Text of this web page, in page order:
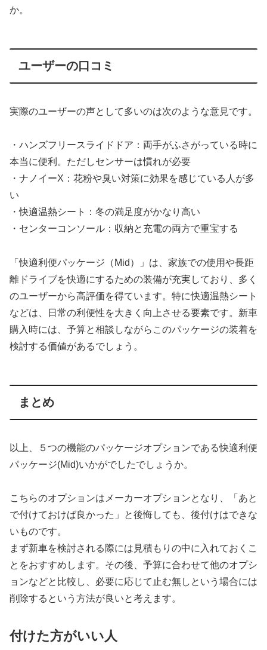
か。
ユーザーの口コミ
実際のユーザーの声として多いのは次のような意見です。
・ハンズフリースライドドア：両手がふさがっている時に
本当に便利。ただしセンサーは慣れが必要
・ナノイーX：花粉や臭い対策に効果を感じている人が多
い
・快適温熱シート：冬の満足度がかなり高い
・センターコンソール：収納と充電の両方で重宝する
「快適利便パッケージ（Mid）」は、家族での使用や長距
離ドライブを快適にするための装備が充実しており、多く
のユーザーから高評価を得ています。​特に快適温熱シート
などは、日常の利便性を大きく向上させる要素です。​新車
購入時には、予算と相談しながらこのパッケージの装着を
検討する価値があるでしょう。​
まとめ
以上、５つの機能のパッケージオプションである快適利便
パッケージ(Mid)いかがでしたでしょうか。
こちらのオプションはメーカーオプションとなり、「あと
で付けておけば良かった」と後悔しても、後付けはできな
いものです。
まず新車を検討される際には見積もりの中に入れておくこ
とをおすすめします。その後、予算に合わせて他のオプシ
ョンなどと比較し、必要に応じて止む無しという場合には
削除するという方法が良いと考えます。
付けた方がいい人